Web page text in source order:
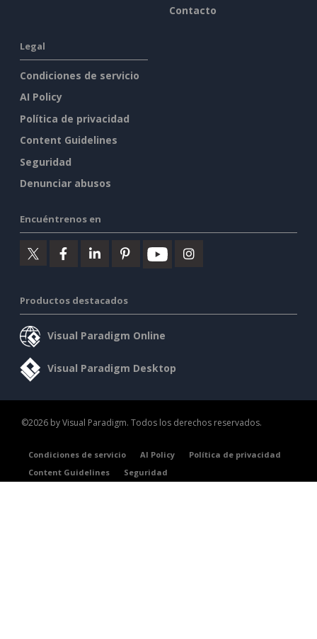
Contacto
Legal
Condiciones de servicio
AI Policy
Política de privacidad
Content Guidelines
Seguridad
Denunciar abusos
Encuéntrenos en
Productos destacados
Visual Paradigm Online
Visual Paradigm Desktop
©2026 by Visual Paradigm. Todos los derechos reservados.
Condiciones de servicio AI Policy
Política de privacidad
Content Guidelines
Seguridad